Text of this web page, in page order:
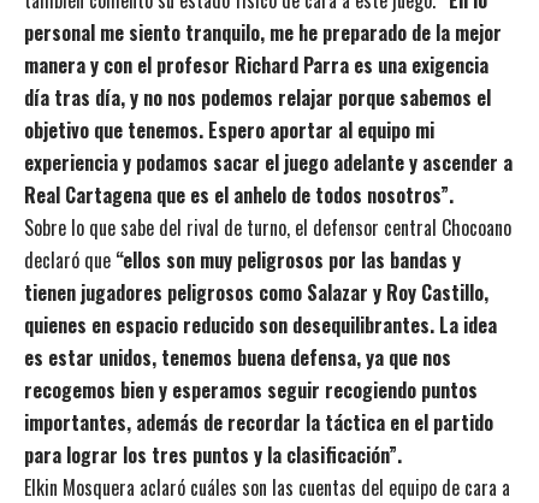
personal me siento tranquilo, me he preparado de la mejor
manera y con el profesor Richard Parra es una exigencia
día tras día, y no nos podemos relajar porque sabemos el
objetivo que tenemos. Espero aportar al equipo mi
experiencia y podamos sacar el juego adelante y ascender a
Real Cartagena que es el anhelo de todos nosotros”.
Sobre lo que sabe del rival de turno, el defensor central Chocoano
declaró que “ellos son muy peligrosos por las bandas y
tienen jugadores peligrosos como Salazar y Roy Castillo,
quienes en espacio reducido son desequilibrantes. La idea
es estar unidos, tenemos buena defensa, ya que nos
recogemos bien y esperamos seguir recogiendo puntos
importantes, además de recordar la táctica en el partido
para lograr los tres puntos y la clasificación”.
Elkin Mosquera aclaró cuáles son las cuentas del equipo de cara a